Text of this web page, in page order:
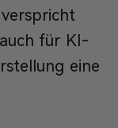
für KI-
eine